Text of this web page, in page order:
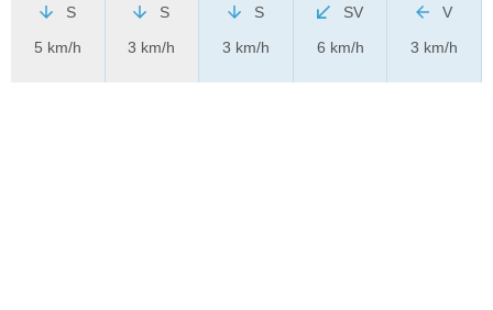
S
5 km/h
S
3 km/h
S
3 km/h
SV
6 km/h
V
3 km/h